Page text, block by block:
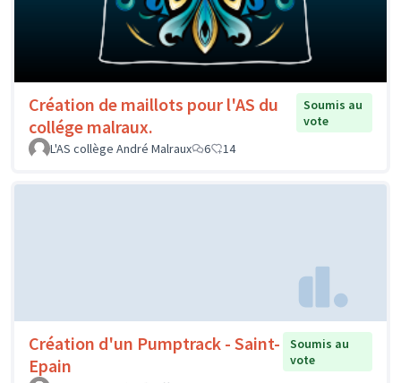
Création de maillots pour l'AS du
collége malraux.
Soumis au
vote
L'AS collège André Malraux
6 14
Création d'un Pumptrack - Saint-
Epain
Soumis au
vote